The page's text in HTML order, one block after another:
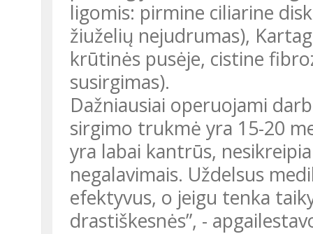
ligomis: pirmine ciliarine
žiuželių nejudrumas),
krūtinės pusėje, cistine
susirgimas).
Dažniausiai operuojami
sirgimo trukmė yra 15-20
yra labai kantrūs,
negalavimais. Uždelsus
efektyvus, o jeigu tenka
drastiškesnės”, -